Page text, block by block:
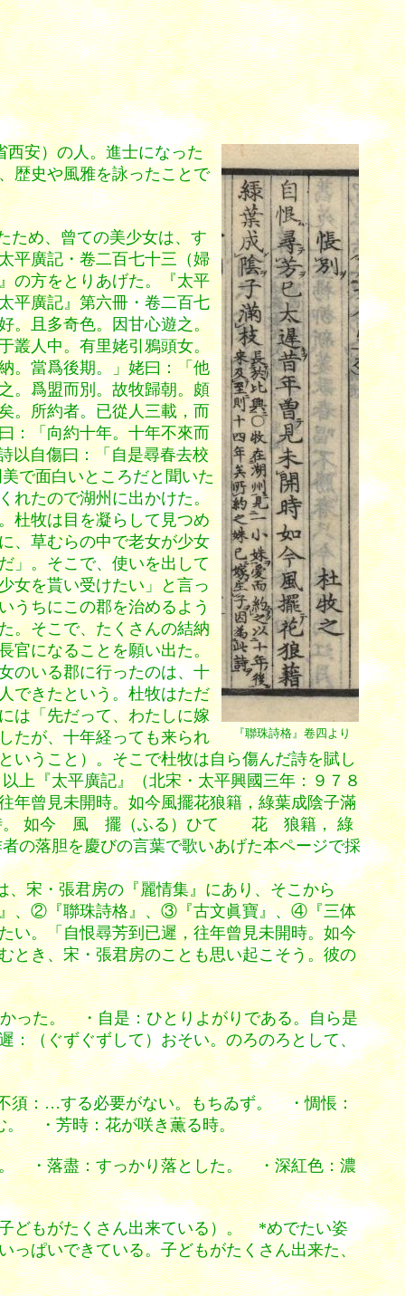
『聯珠詩格』卷四より
安）の人。進士になった
歴史や風雅を詠ったことで
ため、曾ての美少女は、す
平廣記・卷二百七十三（婦
の方をとりあげた。『太平
平廣記』第六冊・卷二百七
。且多奇色。因甘心遊之。
叢人中。有里姥引鴉頭女。
。當爲後期。」姥曰：「他
。爲盟而別。故牧歸朝。頗
。所約者。已從人三載，而
：「向約十年。十年不來而
以自傷曰：「自是尋春去校
で面白いところだと聞いた
れたので湖州に出かけた。
杜牧は目を凝らして見つめ
、草むらの中で老女が少女
」。そこで、使いを出して
女を貰い受けたい」と言っ
うちにこの郡を治めるよう
。そこで、たくさんの結納
官になることを願い出た。
のいる郡に行ったのは、十
できたという。杜牧はただ
は「先だって、わたしに嫁
たが、十年経っても来られ
いうこと）。そこで杜牧は自ら傷んだ詩を賦し
上『太平廣記』（北宋・太平興國三年：９７８
年曾見未開時。如今風擺花狼籍，綠葉成陰子滿
。 如今 風 擺（ふる）ひて 花 狼籍， 綠
落胆を慶びの言葉で歌いあげた本ページで採
宋・張君房の『麗情集』にあり、そこから
、②『聯珠詩格』、③『古文眞寶』、④『三体
い。「自恨尋芳到已遲，往年曾見未開時。如今
とき、宋・張君房のことも思い起こそう。彼の
った。 ・自是：ひとりよがりである。自ら是
（ぐずぐずして）おそい。のろのろとして、
須：…する必要がない。もちゐず。 ・惆悵：
。 ・芳時：花が咲き薫る時。
・落盡：すっかり落とした。 ・深紅色：濃
どもがたくさん出来ている）。 *めでたい姿
ぱいできている。子どもがたくさん出来た、